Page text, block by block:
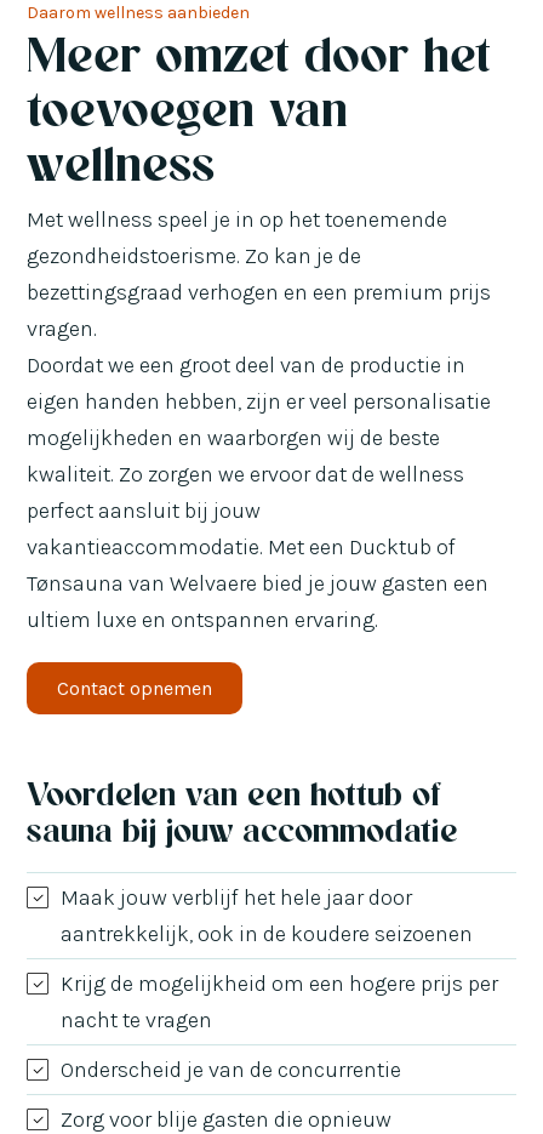
Daarom wellness aanbieden
Meer omzet door het
toevoegen van
wellness
Met wellness speel je in op het toenemende
gezondheidstoerisme. Zo kan je de
bezettingsgraad verhogen en een premium prijs
vragen.
Doordat we een groot deel van de productie in
eigen handen hebben, zijn er veel personalisatie
mogelijkheden en waarborgen wij de beste
kwaliteit. Zo zorgen we ervoor dat de wellness
perfect aansluit bij jouw
vakantieaccommodatie. Met een Ducktub of
Tønsauna van Welvaere bied je jouw gasten een
ultiem luxe en ontspannen ervaring.
Contact opnemen
Voordelen van een hottub of
sauna bij jouw accommodatie
Maak jouw verblijf het hele jaar door
aantrekkelijk, ook in de koudere seizoenen
Krijg de mogelijkheid om een hogere prijs per
nacht te vragen
Onderscheid je van de concurrentie
Zorg voor blije gasten die opnieuw